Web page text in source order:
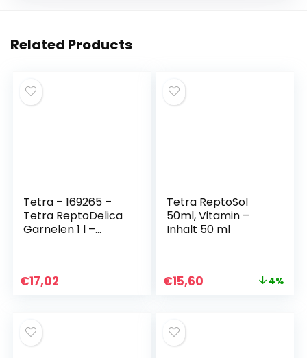
Related Products
Tetra – 169265 –
Tetra ReptoDelica
Garnelen 1 l –
Import)
€17,02
Tetra ReptoSol
50ml, Vitamin –
Inhalt 50 ml
€15,60 4%